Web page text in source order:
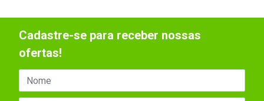
Cadastre-se para receber nossas
ofertas!